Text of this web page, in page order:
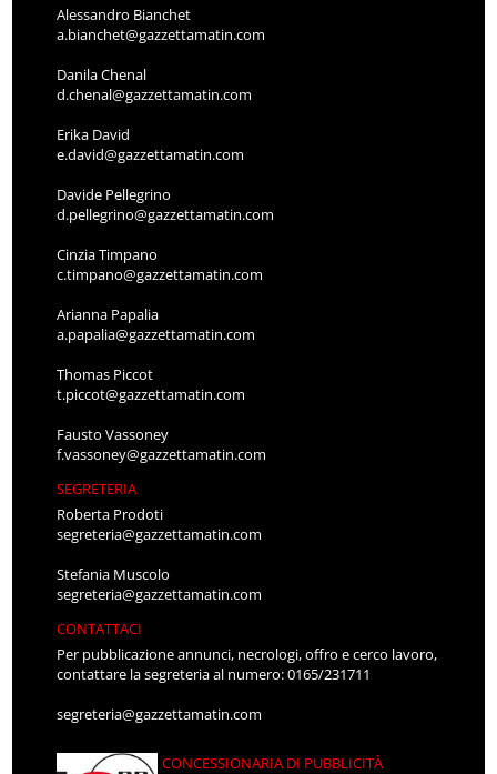
Alessandro Bianchet
a.bianchet@gazzettamatin.com
Danila Chenal
d.chenal@gazzettamatin.com
Erika David
e.david@gazzettamatin.com
Davide Pellegrino
d.pellegrino@gazzettamatin.com
Cinzia Timpano
c.timpano@gazzettamatin.com
Arianna Papalia
a.papalia@gazzettamatin.com
Thomas Piccot
t.piccot@gazzettamatin.com
Fausto Vassoney
f.vassoney@gazzettamatin.com
SEGRETERIA
Roberta Prodoti
segreteria@gazzettamatin.com
Stefania Muscolo
segreteria@gazzettamatin.com
CONTATTACI
Per pubblicazione annunci, necrologi, offro e cerco lavoro,
contattare la segreteria al numero: 0165/231711
segreteria@gazzettamatin.com
CONCESSIONARIA DI PUBBLICITÀ